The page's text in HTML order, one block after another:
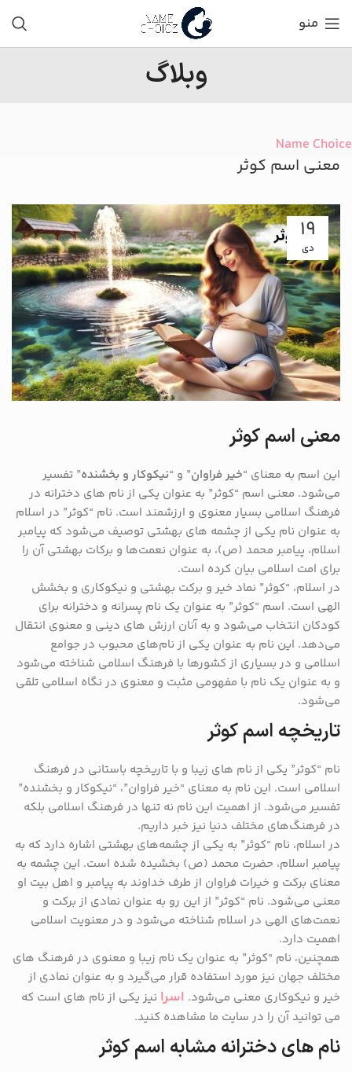
منو
وبلاگ
Name Choice
معنی اسم کوثر
19
دی
معنی اسم کوثر
این اسم به معنای “خیر فراوان” و “نیکوکار و بخشنده” تفسیر
می‌شود. معنی اسم “کوثر” به عنوان یکی از نام‌ های دخترانه در
فرهنگ اسلامی بسیار معنوی و ارزشمند است. نام “کوثر” در اسلام
به عنوان نام یکی از چشمه ‌های بهشتی توصیف می‌شود که پیامبر
اسلام، پیامبر محمد (ص)، به عنوان نعمت‌ها و برکات بهشتی آن را
برای امت اسلامی بیان کرده است.
در اسلام، “کوثر” نماد خیر و برکت بهشتی و نیکوکاری و بخشش
الهی است. اسم “کوثر” به عنوان یک نام پسرانه و دخترانه برای
کودکان انتخاب می‌شود و به آنان ارزش ‌های دینی و معنوی انتقال
می‌دهد. این نام به عنوان یکی از نام‌های محبوب در جوامع
اسلامی و در بسیاری از کشورها با فرهنگ اسلامی شناخته می‌شود
و به عنوان یک نام با مفهومی مثبت و معنوی در نگاه اسلامی تلقی
می‌شود.
تاریخچه اسم کوثر
نام “کوثر” یکی از نام‌ های زیبا و با تاریخچه باستانی در فرهنگ
اسلامی است. این نام به معنای “خیر فراوان”، “نیکوکار و بخشنده”
تفسیر می‌شود. از اهمیت این نام نه تنها در فرهنگ اسلامی بلکه
در فرهنگ‌های مختلف دنیا نیز خبر داریم.
در اسلام، نام “کوثر” به یکی از چشمه‌های بهشتی اشاره دارد که به
پیامبر اسلام، حضرت محمد (ص) بخشیده شده است. این چشمه به
معنای برکت و خیرات فراوان از طرف خداوند به پیامبر و اهل بیت او
معنی می‌شود. نام “کوثر” از این رو به عنوان نمادی از برکت و
نعمت‌های الهی در اسلام شناخته می‌شود و در معنویت اسلامی
اهمیت دارد.
همچنین، نام “کوثر” به عنوان یک نام زیبا و معنوی در فرهنگ‌ های
مختلف جهان نیز مورد استفاده قرار می‌گیرد و به عنوان نمادی از
خیر و نیکوکاری معنی می‌شود. اسرا نیز یکی از نام های است که
می توانید آن را در سایت ما مشاهده کنید.
نام های دخترانه مشابه اسم کوثر